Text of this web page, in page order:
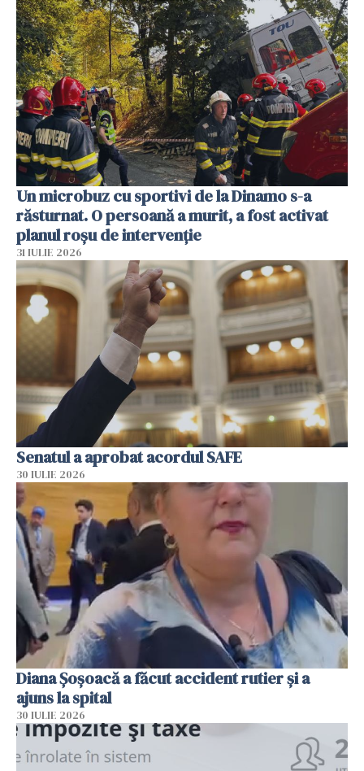
Un microbuz cu sportivi de la Dinamo s-a
răsturnat. O persoană a murit, a fost activat
planul roșu de intervenție
31 IULIE 2026
Senatul a aprobat acordul SAFE
30 IULIE 2026
Diana Șoșoacă a făcut accident rutier și a
ajuns la spital
30 IULIE 2026